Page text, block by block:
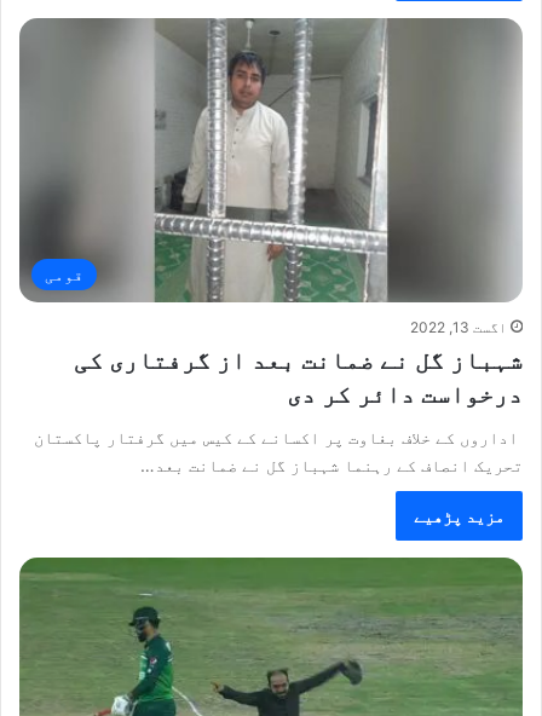
قومی
اگست 13, 2022
شہباز گل نے ضمانت بعد از گرفتاری کی
درخواست دائر کر دی
اداروں کے خلاف بغاوت پر اکسانے کے کیس میں گرفتار پاکستان
تحریک انصاف کے رہنما شہباز گل نے ضمانت بعد…
مزید پڑھیے